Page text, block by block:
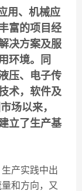
用、机械应
富的项目经
决方案及服
环境。同
压、电子传
术，软件及
场以来，
立了生产基
产实践中出
和方向，又